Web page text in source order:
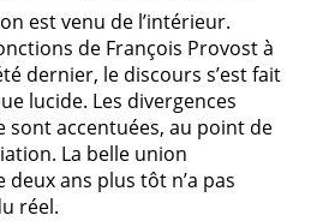
est venu de l’intérieur.
de François Provost à
dernier, le discours s’est fait
lucide. Les divergences
sont accentuées, au point de
La belle union
ans plus tôt n’a pas
réel.